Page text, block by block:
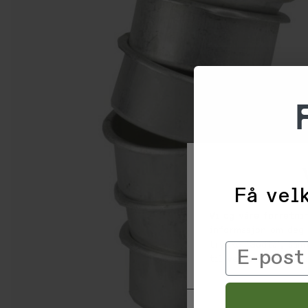
Vi og våre
trykke 'Godta',
til ved å klikke på
Få
Email